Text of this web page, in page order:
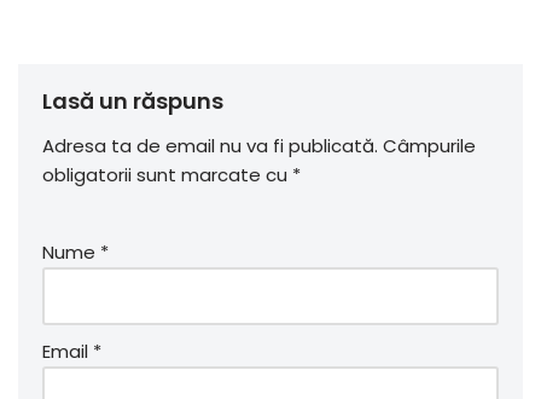
Lasă un răspuns
Adresa ta de email nu va fi publicată. Câmpurile
obligatorii sunt marcate cu *
Nume *
Email *